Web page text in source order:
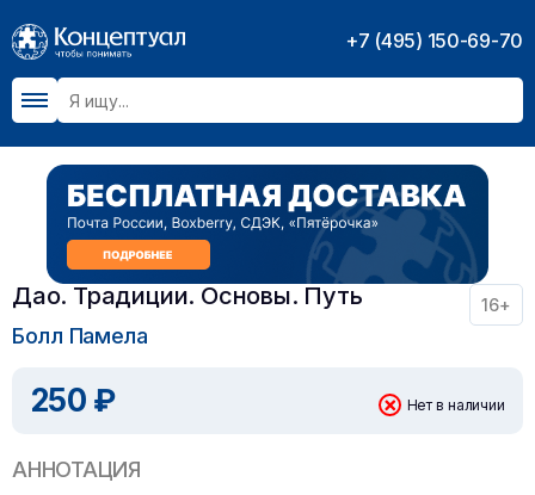
+7 (495) 150-69-70
Дао. Традиции. Основы. Путь 16+
Болл Памела
250 ₽ Нет в наличии
АННОТАЦИЯ